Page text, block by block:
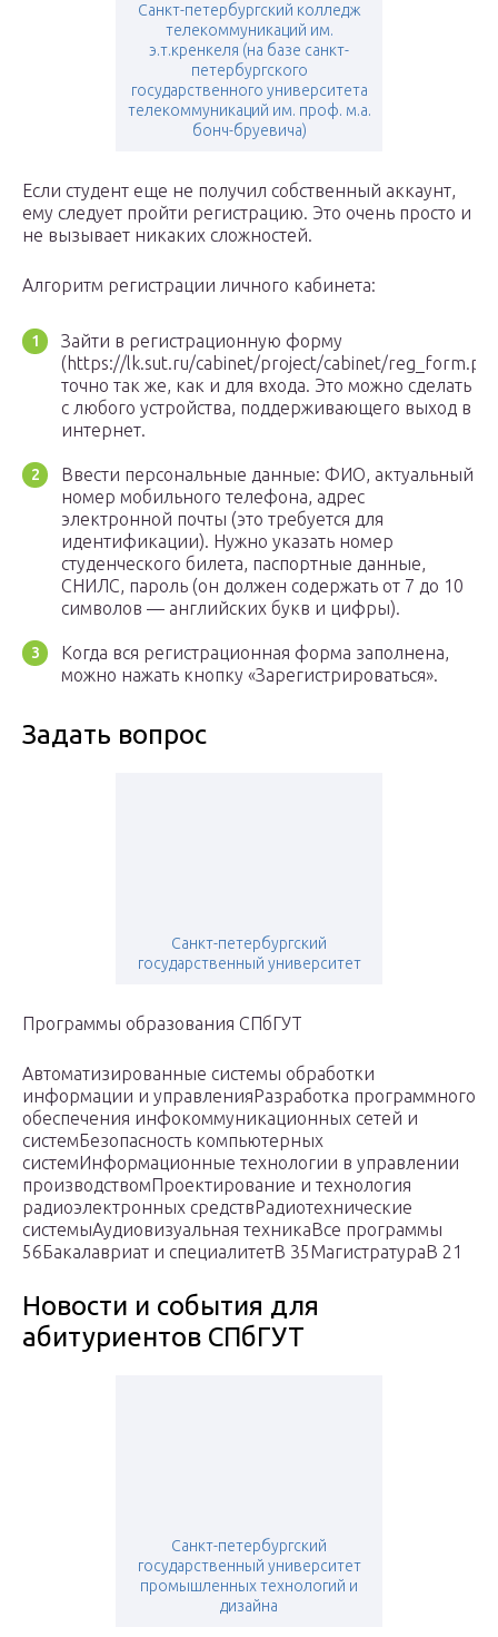
Санкт-петербургский колледж
телекоммуникаций им.
э.т.кренкеля (на базе санкт-
петербургского
государственного университета
телекоммуникаций им. проф. м.а.
бонч-бруевича)
Если студент еще не получил собственный аккаунт,
ему следует пройти регистрацию. Это очень просто и
не вызывает никаких сложностей.
Алгоритм регистрации личного кабинета:
Зайти в регистрационную форму
(https://lk.sut.ru/cabinet/project/cabinet/
точно так же, как и для входа. Это можно сделать
с любого устройства, поддерживающего выход в
интернет.
Ввести персональные данные: ФИО, актуальный
номер мобильного телефона, адрес
электронной почты (это требуется для
идентификации). Нужно указать номер
студенческого билета, паспортные данные,
СНИЛС, пароль (он должен содержать от 7 до 10
символов — английских букв и цифры).
Когда вся регистрационная форма заполнена,
можно нажать кнопку «Зарегистрироваться».
Задать вопрос
Санкт-петербургский
государственный университет
Программы образования СПбГУТ
Автоматизированные системы обработки
информации и управленияРазработка программного
обеспечения инфокоммуникационных сетей и
системБезопасность компьютерных
системИнформационные технологии в управлении
производствомПроектирование и технология
радиоэлектронных средствРадиотехнические
системыАудиовизуальная техникаВсе программы
56Бакалавриат и специалитетВ 35МагистратураВ 21
Новости и события для
абитуриентов СПбГУТ
Санкт-петербургский
государственный университет
промышленных технологий и
дизайна